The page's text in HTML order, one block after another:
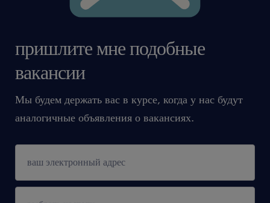
пришлите мне подобные
вакансии
Мы будем держать вас в курсе, когда у нас будут
аналогичные объявления о вакансиях.